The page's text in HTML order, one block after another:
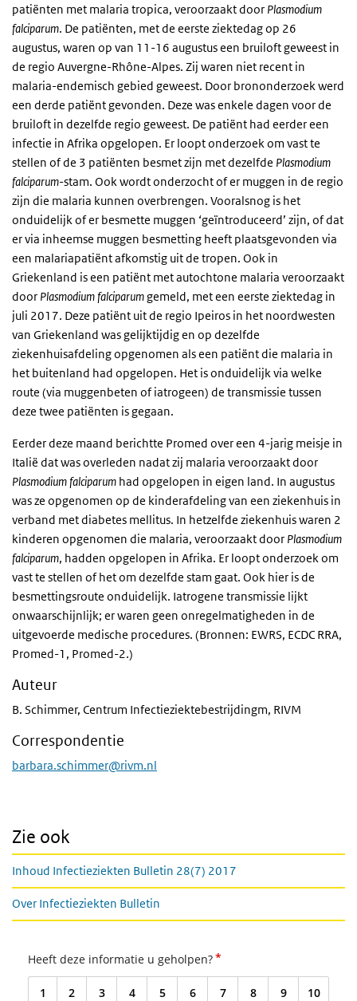
patiënten met malaria tropica, veroorzaakt door Plasmodium
falciparum. De patiënten, met de eerste ziektedag op 26
augustus, waren op van 11-16 augustus een bruiloft geweest in
de regio Auvergne-Rhône-Alpes. Zij waren niet recent in
malaria-endemisch gebied geweest. Door brononderzoek werd
een derde patiënt gevonden. Deze was enkele dagen voor de
bruiloft in dezelfde regio geweest. De patiënt had eerder een
infectie in Afrika opgelopen. Er loopt onderzoek om vast te
stellen of de 3 patiënten besmet zijn met dezelfde Plasmodium
falciparum-stam. Ook wordt onderzocht of er muggen in de regio
zijn die malaria kunnen overbrengen. Vooralsnog is het
onduidelijk of er besmette muggen ‘geïntroduceerd’ zijn, of dat
er via inheemse muggen besmetting heeft plaatsgevonden via
een malariapatiënt afkomstig uit de tropen. Ook in
Griekenland is een patiënt met autochtone malaria veroorzaakt
door Plasmodium falciparumgemeld, met een eerste ziektedag in
juli 2017. Deze patiënt uit de regio Ipeiros in het noordwesten
van Griekenland was gelijktijdig en op dezelfde
ziekenhuisafdeling opgenomen als een patiënt die malaria in
het buitenland had opgelopen. Het is onduidelijk via welke
route (via muggenbeten of iatrogeen) de transmissie tussen
deze twee patiënten is gegaan.
Eerder deze maand berichtte Promed over een 4-jarig meisje in
Italië dat was overleden nadat zij malaria veroorzaakt door
Plasmodium falciparum had opgelopen in eigen land. In augustus
was ze opgenomen op de kinderafdeling van een ziekenhuis in
verband met diabetes mellitus. In hetzelfde ziekenhuis waren 2
kinderen opgenomen die malaria, veroorzaakt door Plasmodium
falciparum, hadden opgelopen in Afrika. Er loopt onderzoek om
vast te stellen of het om dezelfde stam gaat. Ook hier is de
besmettingsroute onduidelijk. Iatrogene transmissie lijkt
onwaarschijnlijk; er waren geen onregelmatigheden in de
uitgevoerde medische procedures. (Bronnen: EWRS, ECDC RRA,
Promed-1, Promed-2.)
Auteur
B. Schimmer, Centrum Infectieziektebestrijdingm, RIVM
Correspondentie
barbara.schimmer@rivm.nl
Zie ook
Inhoud Infectieziekten Bulletin 28(7) 2017
Over Infectieziekten Bulletin
Heeft deze informatie u geholpen?*
1 2 3 4 5 6 7 8 9 10